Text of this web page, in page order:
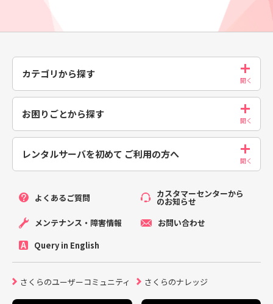
カテゴリから探す
お困りごとから探す
レンタルサーバを初めて ご利用の方へ
よくあるご質問 カスタマーセンターから
のお知らせ
メンテナンス・障害情報
お問い合わせ
Query in English
さくらのユーザーコミュニティ さくらのナレッジ